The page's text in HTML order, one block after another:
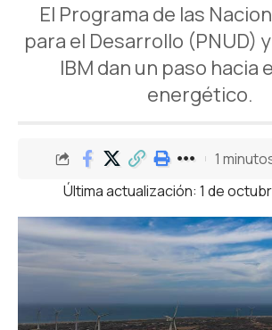
El Programa de las
para el Desarrollo (PNUD)
IBM dan un paso hacia
energético.
Última actualización: 1 de
1